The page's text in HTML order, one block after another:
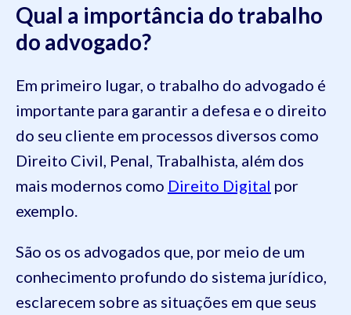
Qual a importância do trabalho
do advogado?
Em primeiro lugar, o trabalho do advogado é
importante para garantir a defesa e o direito
do seu cliente em processos diversos como
Direito Civil, Penal, Trabalhista, além dos
mais modernos como Direito Digital por
exemplo.
São os os advogados que, por meio de um
conhecimento profundo do sistema jurídico,
esclarecem sobre as situações em que seus